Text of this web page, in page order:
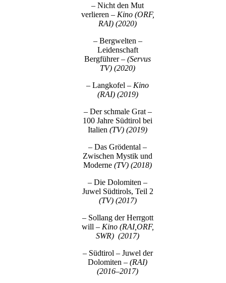
– Nicht den Mut
verlieren – Kino (ORF,
RAI) (2020)
– Bergwelten –
Leidenschaft
Bergführer– (Servus
TV) (2020)
– Langkofel – Kino
(RAI) (2019)
– Der schmale Grat –
100 Jahre Südtirol bei
Italien (TV) (2019)
– Das Grödental –
Zwischen Mystik und
Moderne (TV) (2018)
– Die Dolomiten –
Juwel Südtirols, Teil 2
(TV) (2017)
– Sollang der Herrgott
will – Kino (RAI,ORF,
SWR) (2017)
– Südtirol – Juwel der
Dolomiten – (RAI)
(2016–2017)